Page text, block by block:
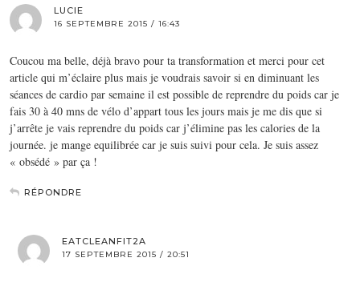
LUCIE
16 SEPTEMBRE 2015 / 16:43
Coucou ma belle, déjà bravo pour ta transformation et merci pour cet
article qui m’éclaire plus mais je voudrais savoir si en diminuant les
séances de cardio par semaine il est possible de reprendre du poids car je
fais 30 à 40 mns de vélo d’appart tous les jours mais je me dis que si
j’arrête je vais reprendre du poids car j’élimine pas les calories de la
journée. je mange equilibrée car je suis suivi pour cela. Je suis assez
« obsédé » par ça !
RÉPONDRE
EATCLEANFIT2A
17 SEPTEMBRE 2015 / 20:51